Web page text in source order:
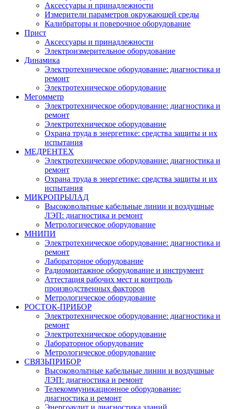
Аксессуары и принадлежности
Измерители параметров окружающей среды
Калибраторы и поверочное оборудование
Прист
Аксессуары и принадлежности
Электроизмерительное оборудование
Динамика
Электротехническое оборудование: диагностика и
ремонт
Электротехническое оборудование
Мегомметр
Электротехническое оборудование: диагностика и
ремонт
Электротехническое оборудование
Охрана труда в энергетике: средства защиты и их
испытания
МЕДРЕНТЕХ
Электротехническое оборудование: диагностика и
ремонт
Охрана труда в энергетике: средства защиты и их
испытания
МИКРОПРЫЛАД
Высоковольтные кабельные линии и воздушные
ЛЭП: диагностика и ремонт
Метрологическое оборудование
МНИПИ
Электротехническое оборудование: диагностика и
ремонт
Лабораторное оборудование
Радиомонтажное оборудование и инструмент
Аттестация рабочих мест и контроль
производственных факторов
Метрологическое оборудование
РОСТОК-ПРИБОР
Электротехническое оборудование: диагностика и
ремонт
Электротехническое оборудование
Лабораторное оборудование
Метрологическое оборудование
СВЯЗЬПРИБОР
Высоковольтные кабельные линии и воздушные
ЛЭП: диагностика и ремонт
Телекоммуникационное оборудование:
диагностика и ремонт
Энергоаудит и диагностика зданий